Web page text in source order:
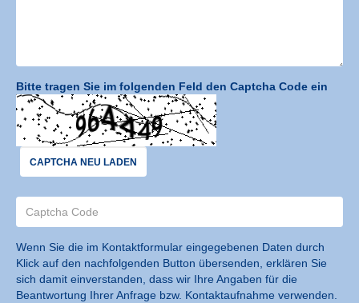
Bitte tragen Sie im folgenden Feld den Captcha Code ein
CAPTCHA NEU LADEN
Wenn Sie die im Kontaktformular eingegebenen Daten durch
Klick auf den nachfolgenden Button übersenden, erklären Sie
sich damit einverstanden, dass wir Ihre Angaben für die
Beantwortung Ihrer Anfrage bzw. Kontaktaufnahme verwenden.